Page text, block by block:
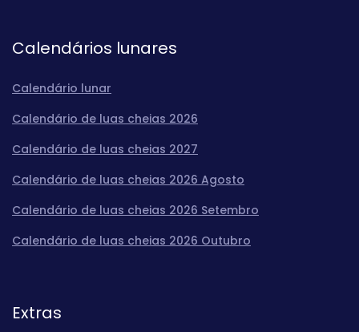
Calendários lunares
Calendário lunar
Calendário de luas cheias 2026
Calendário de luas cheias 2027
Calendário de luas cheias 2026 Agosto
Calendário de luas cheias 2026 Setembro
Calendário de luas cheias 2026 Outubro
Extras